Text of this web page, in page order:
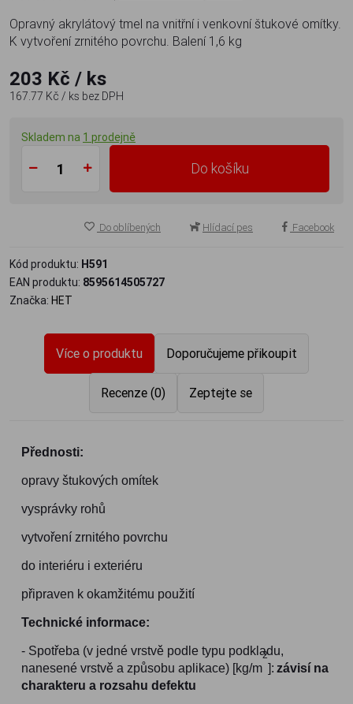
Opravný akrylátový tmel na vnitřní i venkovní štukové omítky.
K vytvoření zrnitého povrchu. Balení 1,6 kg
203 Kč / ks
167.77 Kč / ks bez DPH
Skladem na 1 prodejně
Do košíku
Do oblíbených Hlídací pes Facebook
Kód produktu: H591
EAN produktu: 8595614505727
Značka: HET
Více o produktu Doporučujeme přikoupit
Recenze (0) Zeptejte se
Přednosti:
opravy štukových omítek
vysprávky rohů
vytvoření zrnitého povrchu
do interiéru i exteriéru
připraven k okamžitému použití
Technické informace:
- Spotřeba (v jedné vrstvě podle typu podkladu,
nanesené vrstvě a způsobu aplikace) [kg/m
2
]: závisí na
charakteru a rozsahu defektu